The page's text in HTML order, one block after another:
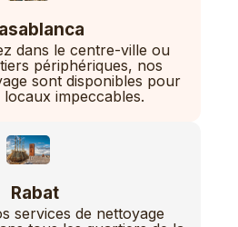
dans le centre-ville ou
périphériques, nos
sont disponibles pour
impeccables.
Rabat
services de nettoyage